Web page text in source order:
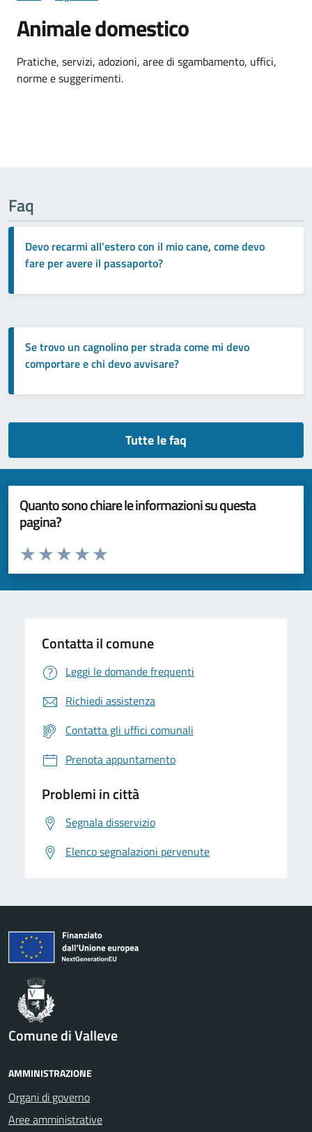
Animale domestico
Dettagli della notizia
Pratiche, servizi, adozioni, aree di sgambamento, uffici,
norme e suggerimenti.
Faq
Devo recarmi all’estero con il mio cane, come devo
fare per avere il passaporto?
Se trovo un cagnolino per strada come mi devo
comportare e chi devo avvisare?
Tutte le faq
Quanto sono chiare le informazioni su questa
pagina?
Valuta da 1 a 5 stelle la pagina
Valuta 5 stelle su 5
Valuta 4 stelle su 5
Valuta 3 stelle su 5
Valuta 2 stelle su 5
Valuta 1 stelle su 5
Contatta il comune
Leggi le domande frequenti
Richiedi assistenza
Contatta gli uffici comunali
Prenota appuntamento
Problemi in città
Segnala disservizio
Elenco segnalazioni pervenute
Comune di Valleve
AMMINISTRAZIONE
Organi di governo
Aree amministrative